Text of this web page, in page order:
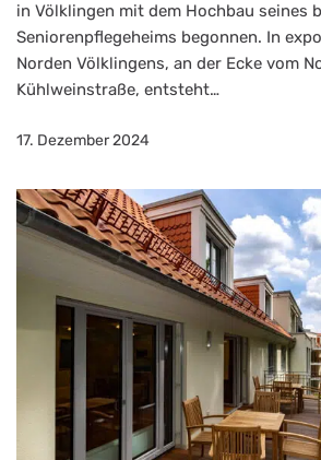
in Völklingen mit dem Hochbau seines
Seniorenpflegeheims begonnen. In
Norden Völklingens, an der Ecke vom
Kühlweinstraße, entsteht…
17. Dezember 2024